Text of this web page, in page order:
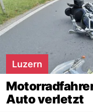
Luzern
Auto verletzt